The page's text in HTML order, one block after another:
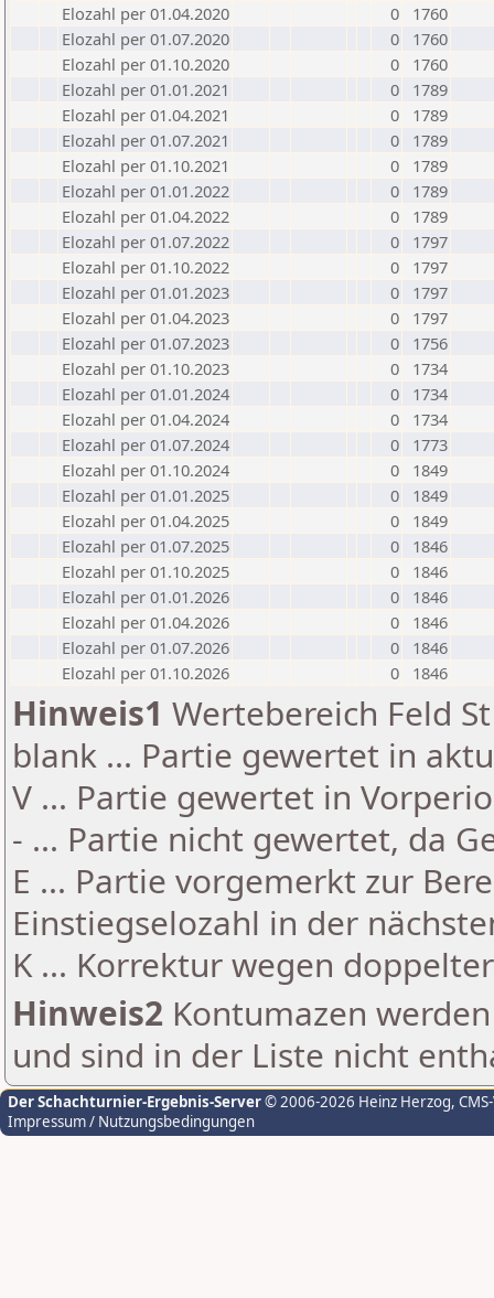
Elozahl per 01.04.2020
0
1760
Elozahl per 01.07.2020
0
1760
Elozahl per 01.10.2020
0
1760
Elozahl per 01.01.2021
0
1789
Elozahl per 01.04.2021
0
1789
Elozahl per 01.07.2021
0
1789
Elozahl per 01.10.2021
0
1789
Elozahl per 01.01.2022
0
1789
Elozahl per 01.04.2022
0
1789
Elozahl per 01.07.2022
0
1797
Elozahl per 01.10.2022
0
1797
Elozahl per 01.01.2023
0
1797
Elozahl per 01.04.2023
0
1797
Elozahl per 01.07.2023
0
1756
Elozahl per 01.10.2023
0
1734
Elozahl per 01.01.2024
0
1734
Elozahl per 01.04.2024
0
1734
Elozahl per 01.07.2024
0
1773
Elozahl per 01.10.2024
0
1849
Elozahl per 01.01.2025
0
1849
Elozahl per 01.04.2025
0
1849
Elozahl per 01.07.2025
0
1846
Elozahl per 01.10.2025
0
1846
Elozahl per 01.01.2026
0
1846
Elozahl per 01.04.2026
0
1846
Elozahl per 01.07.2026
0
1846
Elozahl per 01.10.2026
0 1846
Hinweis1 Wertebereich Feld
blank ... Partie gewertet in
V ... Partie gewertet in
- ... Partie nicht gewertet, da
E ... Partie vorgemerkt zur
Einstiegselozahl in der
K ... Korrektur wegen
Hinweis2 Kontumazen
und sind in der Liste nicht
Der Schachturnier-Ergebnis-Server© 2006-2026 Heinz Herzog,
Impressum / Nutzungsbedingungen